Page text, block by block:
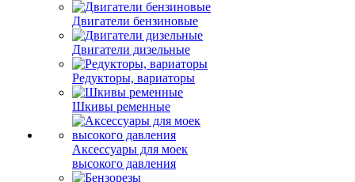
Двигатели бензиновые
Двигатели дизельные
Редукторы, вариаторы
Шкивы ременные
Аксессуары для моек
высокого давления